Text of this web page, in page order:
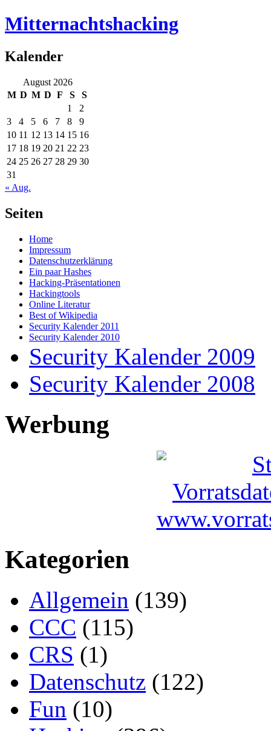
Mitternachtshacking
Kalender
August 2026
M D M D F S
S
1
2
3
4 5 6 7 8
9
10 11 12 13 14 15 16
17 18 19 20 21 22 23
24 25 26 27 28 29 30
31
« Aug.
Seiten
Home
Impressum
Datenschutzerklärung
Ein paar Hashes
Hacking-Präsentationen
Hackingtools
Online Literatur
Best of Wikipedia
Security Kalender 2011
Security Kalender 2010
Security Kalender 2009
Security Kalender 2008
Werbung
Kategorien
Allgemein (139)
CCC (115)
CRS (1)
Datenschutz (122)
Fun (10)